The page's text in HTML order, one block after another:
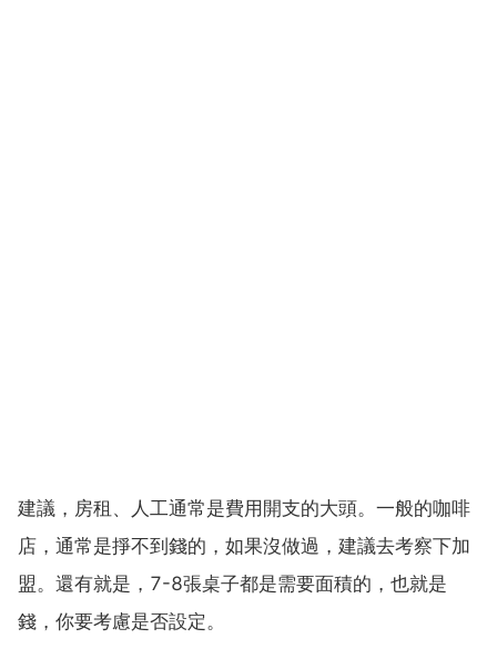
建議，房租、人工通常是費用開支的大頭。一般的咖啡
店，通常是掙不到錢的，如果沒做過，建議去考察下加
盟。還有就是，7-8張桌子都是需要面積的，也就是
錢，你要考慮是否設定。